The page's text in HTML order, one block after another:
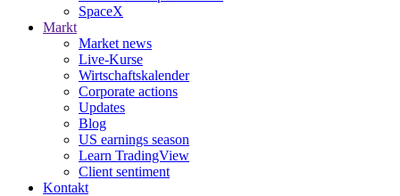
SpaceX
Markt
Market news
Live-Kurse
Wirtschaftskalender
Corporate actions
Updates
Blog
US earnings season
Learn TradingView
Client sentiment
Kontakt